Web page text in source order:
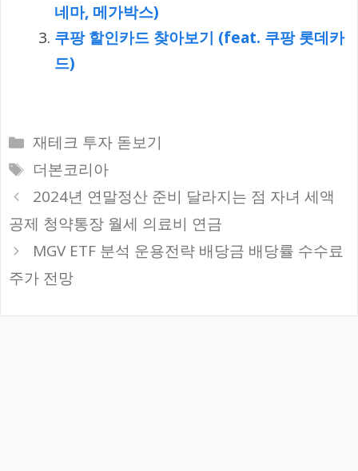
네마, 메가박스)
쿠팡 할인카드 찾아보기 (feat. 쿠팡 롯데카
드)
카
테
고
리
재테크 투자 돋보기
태
그
더본코리아
2024년 연말정산 준비 달라지는 점 자녀 세액
공제 청약통장 월세 의료비 연금
MGV ETF 분석 운용전략 배당금 배당률 수수료
주가 전망